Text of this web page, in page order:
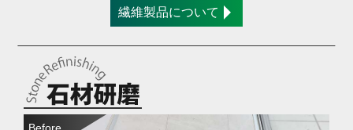
繊維製品について